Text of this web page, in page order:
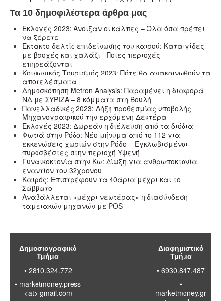
Τα 10 δημοφιλέστερα άρθρα μας
Εκλογές 2023: Άνοιξαν οι κάλπες – Όλα όσα πρέπει
να ξέρετε
Έκτακτο δελτίο επιδείνωσης του καιρού: Καταιγίδες
με βροχές και χαλάζι - Ποιες περιοχές
επηρεάζονται
Κοινωνικός Τουρισμός 2023: Πότε θα ανακοινωθούν τα
αποτελέσματα
Δημοσκόπηση Metron Analysis: Παραμένει η διαφορά
ΝΔ με ΣΥΡΙΖΑ – 8 κόμματα στη Βουλή
Πανελλαδικές 2023: Λήξη προθεσμίας υποβολής
Μηχανογραφικού την ερχόμενη Δευτέρα
Εκλογές 2023: Δωρεάν η διέλευση από τα διόδια
Φωτιά στην Ρόδο: Νέο μήνυμα από το 112 για
εκκενώσεις χωριών στην Ρόδο – Εγκλωβισμένοι
πυροσβέστες στην περιοχή Υψενή
Γυναικοκτονία στην Κω: Δίωξη για ανθρωποκτονία
εναντίον του 32χρονου
Καιρός: Επιστρέφουν τα 40άρια μέχρι και το
Σάββατο
Αναβάλλεται «μέχρι νεωτέρας» η διασύνδεση
ταμειακών μηχανών με POS
Δημοσιογραφικό
Τμήμα
• 2810.324.772
• marketmoney.press
<at> gmail.com
Διαφημιστικό
Τμήμα
• 6930.847.487
•
marketmoney.gr